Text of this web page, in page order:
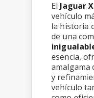
El Jaguar
vehículo
la historia
de una
esencia,
amalgama
y
vehículo